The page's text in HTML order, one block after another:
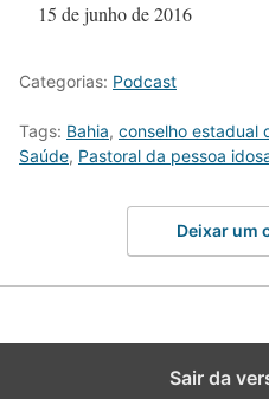
Data
15 de junho de 2016
Categorias: Podcast
Tags: Bahia, conselho estadual
Saúde, Pastoral da pessoa
Deixar um
Sair da